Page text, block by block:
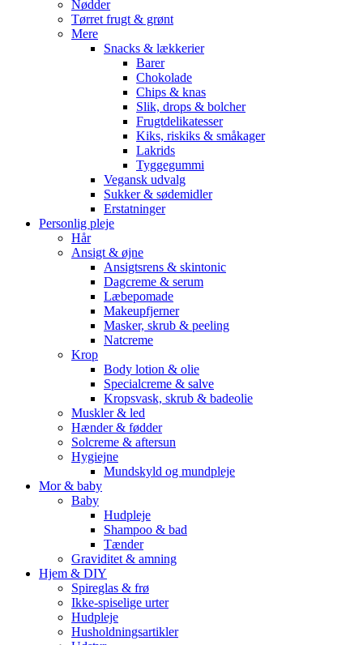
Nødder
Tørret frugt & grønt
Mere
Snacks & lækkerier
Barer
Chokolade
Chips & knas
Slik, drops & bolcher
Frugtdelikatesser
Kiks, riskiks & småkager
Lakrids
Tyggegummi
Vegansk udvalg
Sukker & sødemidler
Erstatninger
Personlig pleje
Hår
Ansigt & øjne
Ansigtsrens & skintonic
Dagcreme & serum
Læbepomade
Makeupfjerner
Masker, skrub & peeling
Natcreme
Krop
Body lotion & olie
Specialcreme & salve
Kropsvask, skrub & badeolie
Muskler & led
Hænder & fødder
Solcreme & aftersun
Hygiejne
Mundskyld og mundpleje
Mor & baby
Baby
Hudpleje
Shampoo & bad
Tænder
Graviditet & amning
Hjem & DIY
Spireglas & frø
Ikke-spiselige urter
Hudpleje
Husholdningsartikler